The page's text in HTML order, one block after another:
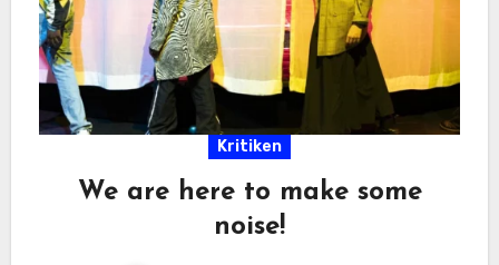
Kritiken
We are here to make some
noise!